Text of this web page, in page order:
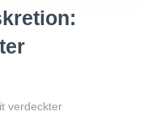
verdeckter